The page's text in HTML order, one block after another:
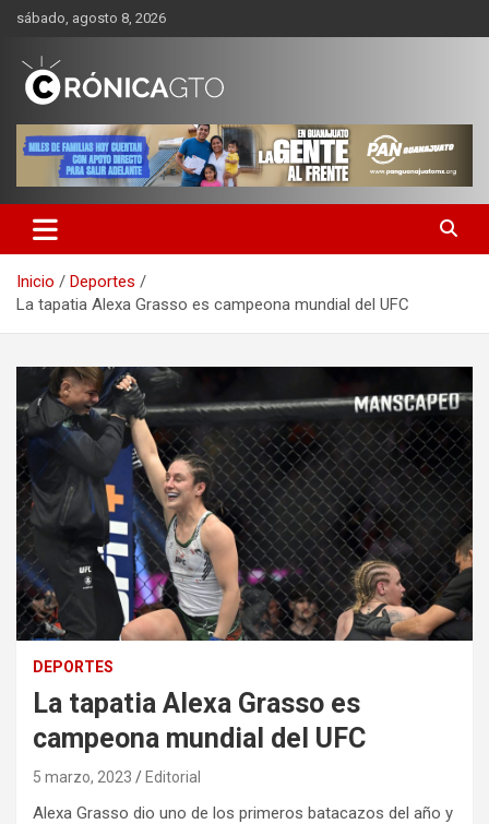
Saltar
contenido
sábado, agosto 8, 2026
CRONICA GUANAJUATO
Inicio
Deportes
La tapatia Alexa Grasso es campeona mundial del UFC
DEPORTES
La tapatia Alexa Grasso es
campeona mundial del UFC
5 marzo, 2023 Editorial
Alexa Grasso dio uno de los primeros batacazos del año y